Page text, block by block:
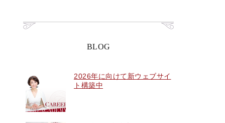
BLOG
2026年に向けて新ウェブサイ
ト構築中